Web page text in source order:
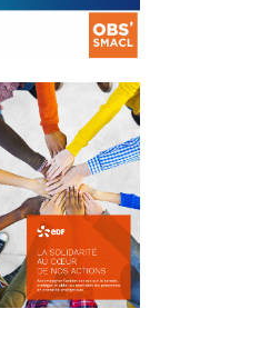
La
prévention
des conflits
d’intérêts
18 septembre 2023
FEUILLETER